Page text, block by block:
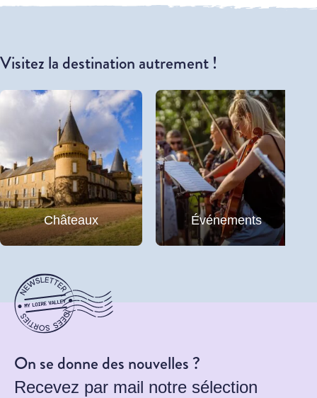
Visitez la destination autrement !
Châteaux Événements
On se donne des nouvelles ?
Recevez par mail notre sélection